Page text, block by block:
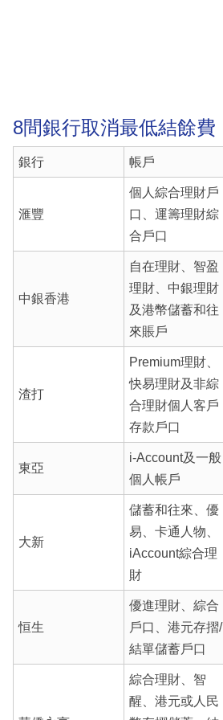
8間銀行取消最低結餘費
銀行 帳戶
滙豐
個人綜合理財戶
口、運籌理財綜
合戶口
中銀香港
自在理財、智盈
理財、中銀理財
及港幣儲蓄和往
來賬戶
渣打
Premium理財、
快易理財及非綜
合理財個人客戶
存款戶口
東亞
i-Account及一般
個人帳戶
大新
儲蓄和往來、優
易、卡通人物、
iAccount綜合理
財
恒生
優進理財、綜合
戶口、港元存摺/
結單儲蓄戶口
綜合理財、智
醒、港元或人民